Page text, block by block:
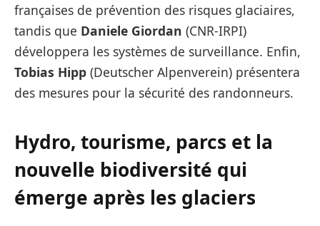
françaises de prévention des risques glaciaires,
tandis que Daniele Giordan (CNR-IRPI)
développera les systèmes de surveillance. Enfin,
Tobias Hipp (Deutscher Alpenverein) présentera
des mesures pour la sécurité des randonneurs.
Hydro, tourisme, parcs et la
nouvelle biodiversité qui
émerge après les glaciers